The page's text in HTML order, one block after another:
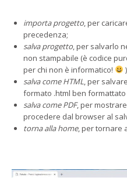
importa progetto, per
precedenza;
salva progetto, per salvarlo
non stampabile (è codice
per chi non è informatico!
salva come HTML, per
formato .html ben
salva come PDF, per
procedere dal browser al
torna alla home, per tornare